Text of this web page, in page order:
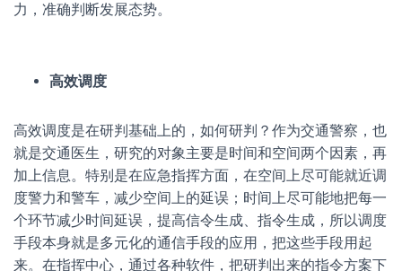
力，准确判断发展态势。
高效调度
高效调度是在研判基础上的，如何研判？作为交通警察，也
就是交通医生，研究的对象主要是时间和空间两个因素，再
加上信息。特别是在应急指挥方面，在空间上尽可能就近调
度警力和警车，减少空间上的延误；时间上尽可能地把每一
个环节减少时间延误，提高信令生成、指令生成，所以调度
手段本身就是多元化的通信手段的应用，把这些手段用起
来。在指挥中心，通过各种软件，把研判出来的指令方案下